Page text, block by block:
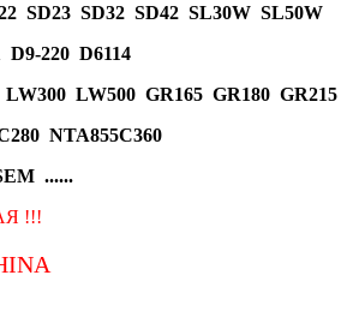
SD23 SD32 SD42 SL30W SL50W
220 D6114
LW500 GR165 GR180 GR215
NTA855C360
......
!!!